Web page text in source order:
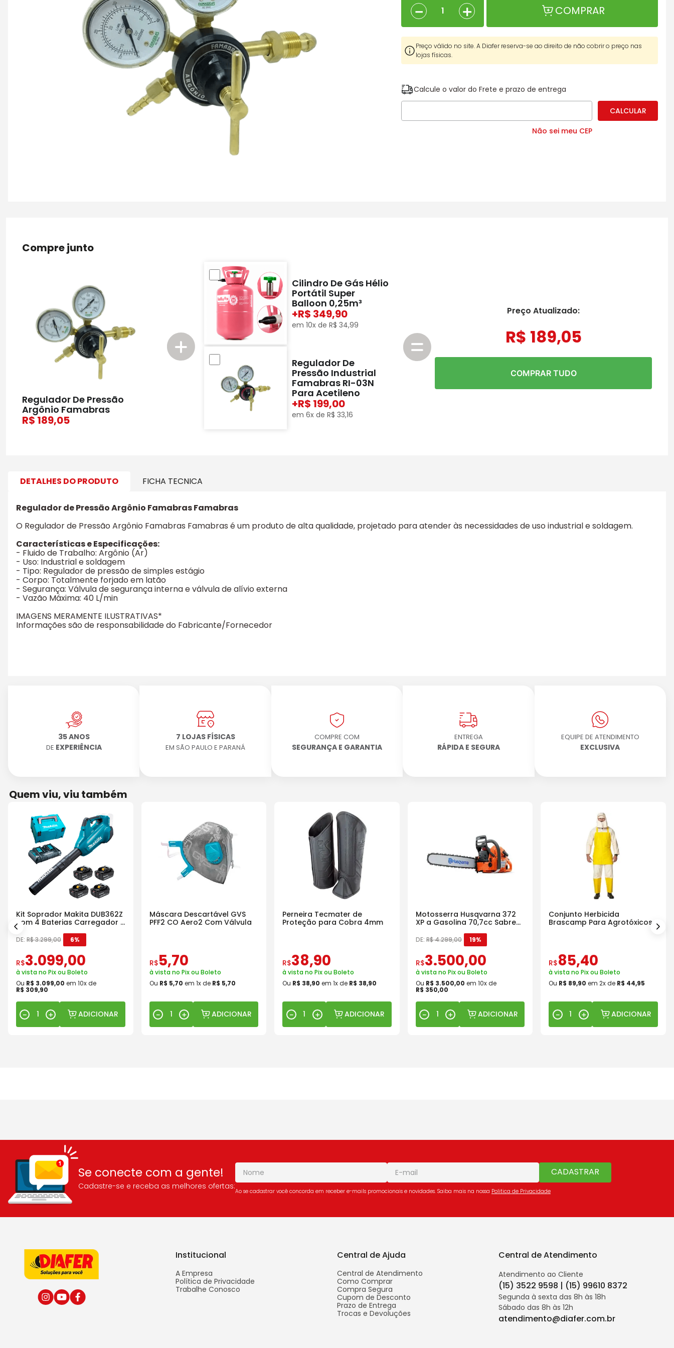
＋
－ COMPRAR
Preço válido no site. A Diafer reserva-se ao direito de não cobrir o preço nas
lojas físicas.
Calcule o valor do Frete e prazo de entrega
Não sei meu CEP
Compre junto
Regulador De Pressão
Argônio Famabras
189,05
Cilindro De Gás Hélio
Portátil Super
Balloon 0,25m³
+ 349,90
em10x deR$ 34,99
Regulador De
Pressão Industrial
Famabras RI-03N
Para Acetileno
+ 199,00
em6x deR$ 33,16
Preço Atualizado:
R$ 189,05
COMPRAR TUDO
DETALHES DO PRODUTO FICHA TECNICA
Regulador de Pressão Argônio Famabras Famabras
O Regulador de Pressão Argônio Famabras Famabras é um produto de alta qualidade, projetado para atender às necessidades de uso industrial e soldagem.
Características e Especificações:
- Fluido de Trabalho: Argônio (Ar)
- Uso: Industrial e soldagem
- Tipo: Regulador de pressão de simples estágio
- Corpo: Totalmente forjado em latão
- Segurança: Válvula de segurança interna e válvula de alívio externa
- Vazão Máxima: 40 L/min
IMAGENS MERAMENTE ILUSTRATIVAS*
Informações são de responsabilidade do Fabricante/Fornecedor
35 ANOS
DE EXPERIÊNCIA
7 LOJAS FÍSICAS
EM SÃO PAULO E PARANÁ
COMPRE COM
SEGURANÇA E GARANTIA
ENTREGA
RÁPIDA E SEGURA
EQUIPE DE ATENDIMENTO
EXCLUSIVA
Quem viu, viu também
Kit Soprador Makita DUB362Z
com 4 Baterias Carregador e
Maleta
DE: R$3.299,00 6%
R$3.099,00
à vista no Pix ou Boleto
Ou R$ 3.099,00 em 10x de
R$ 309,90
＋
－ ADICIONAR
Máscara Descartável GVS
PFF2 CO Aero2 Com Válvula
R$5,70
à vista no Pix ou Boleto
Ou R$ 5,70 em 1x de R$ 5,70
＋
－ ADICIONAR
Perneira Tecmater de
Proteção para Cobra 4mm
R$38,90
à vista no Pix ou Boleto
Ou R$ 38,90 em1x de R$ 38,90
＋
－ ADICIONAR
Motosserra Husqvarna 372
XP a Gasolina 70,7cc Sabre
DE:R$4.299,00 19%
R$3.500,00
à vista no Pix ou Boleto
Ou R$ 3.500,00 em 10x de
R$ 350,00
＋
－ ADICIONAR
Conjunto Herbicida
Brascamp Para Agrotóxicos
30 Lavagens
R$85,40
à vista no Pix ou Boleto
Ou R$ 89,90 em2x de R$ 44,95
＋
－ ADICIONAR
Se conecte com a gente!
Cadastre-se e receba as melhores ofertas:
CADASTRAR
Ao se cadastrar você concorda em receber e-mails promocionais e novidades. Saiba mais na nossa Politica de Privacidade
Institucional
A Empresa
Política de Privacidade
Trabalhe Conosco
Central de Ajuda
Central de Atendimento
Como Comprar
Compra Segura
Cupom de Desconto
Prazo de Entrega
Trocas e Devoluções
Central de Atendimento
Atendimento ao Cliente
(15) 3522 9598 | (15) 99610 8372
Segunda à sexta das 8h às 18h
Sábado das 8h às 12h
atendimento@diafer.com.br